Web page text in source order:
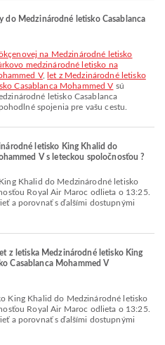
do Medzinárodné letisko Casablanca
medzinárodné letisko na
V,
let z Medzinárodné letisko
Casablanca Mohammed V sú
letisko Casablanca
spojenia pre vašu cestu.
letisko King Khalid do
V s leteckou spoločnosťou ?
Royal Air Maroc odlieta o 13:25.
a porovnať s ďalšími dostupnými
z letiska Medzinárodné letisko King
Casablanca Mohammed V
Royal Air Maroc odlieta o 13:25.
a porovnať s ďalšími dostupnými